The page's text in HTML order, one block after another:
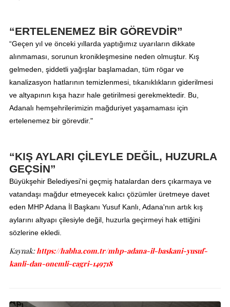
“ERTELENEMEZ BİR GÖREVDİR”
“Geçen yıl ve önceki yıllarda yaptığımız uyarıların dikkate
alınmaması, sorunun kronikleşmesine neden olmuştur. Kış
gelmeden, şiddetli yağışlar başlamadan, tüm rögar ve
kanalizasyon hatlarının temizlenmesi, tıkanıklıkların giderilmesi
ve altyapının kışa hazır hale getirilmesi gerekmektedir. Bu,
Adanalı hemşehrilerimizin mağduriyet yaşamaması için
ertelenemez bir görevdir."
“KIŞ AYLARI ÇİLEYLE DEĞİL, HUZURLA
GEÇSİN”
Büyükşehir Belediyesi'ni geçmiş hatalardan ders çıkarmaya ve
vatandaşı mağdur etmeyecek kalıcı çözümler üretmeye davet
eden MHP Adana İl Başkanı Yusuf Kanlı, Adana'nın artık kış
aylarını altyapı çilesiyle değil, huzurla geçirmeyi hak ettiğini
sözlerine ekledi.
Kaynak:https://habha.com.tr/mhp-adana-il-baskani-yusuf-
kanli-dan-onemli-cagri-149718